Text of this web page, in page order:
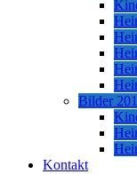
Bilder
Kontakt